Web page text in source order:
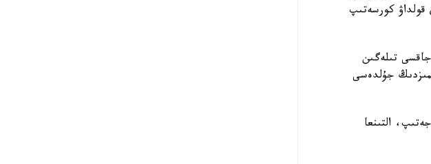
قولداۋ كورسەتىپ
جاقسى تىلەگىن
جۇلدەسى
التىنعا